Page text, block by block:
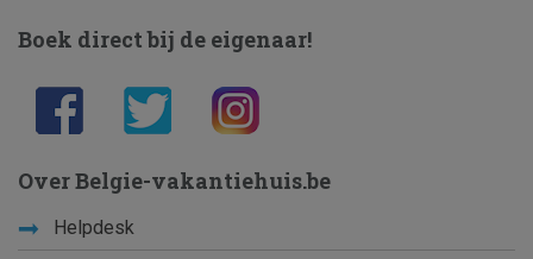
Boek direct bij de eigenaar!
Over Belgie-vakantiehuis.be
Helpdesk